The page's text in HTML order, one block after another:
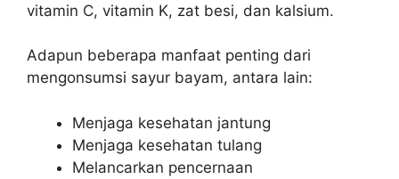
vitamin C, vitamin K, zat besi, dan kalsium.
Adapun beberapa manfaat penting dari
mengonsumsi sayur bayam, antara lain:
Menjaga kesehatan jantung
Menjaga kesehatan tulang
Melancarkan pencernaan